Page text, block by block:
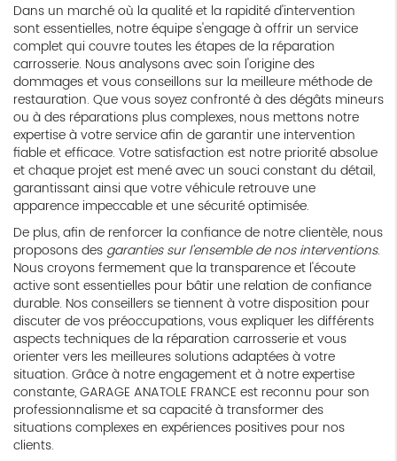
Dans un marché où la qualité et la rapidité d'intervention
sont essentielles, notre équipe s'engage à offrir un service
complet qui couvre toutes les étapes de la réparation
carrosserie. Nous analysons avec soin l'origine des
dommages et vous conseillons sur la meilleure méthode de
restauration. Que vous soyez confronté à des dégâts mineurs
ou à des réparations plus complexes, nous mettons notre
expertise à votre service afin de garantir une intervention
fiable et efficace. Votre satisfaction est notre priorité absolue
et chaque projet est mené avec un souci constant du détail,
garantissant ainsi que votre véhicule retrouve une
apparence impeccable et une sécurité optimisée.
De plus, afin de renforcer la confiance de notre clientèle, nous
proposons desgaranties sur l'ensemble de nos interventions.
Nous croyons fermement que la transparence et l'écoute
active sont essentielles pour bâtir une relation de confiance
durable. Nos conseillers se tiennent à votre disposition pour
discuter de vos préoccupations, vous expliquer les différents
aspects techniques de la réparation carrosserie et vous
orienter vers les meilleures solutions adaptées à votre
situation. Grâce à notre engagement et à notre expertise
constante, GARAGE ANATOLE FRANCE est reconnu pour son
professionnalisme et sa capacité à transformer des
situations complexes en expériences positives pour nos
clients.